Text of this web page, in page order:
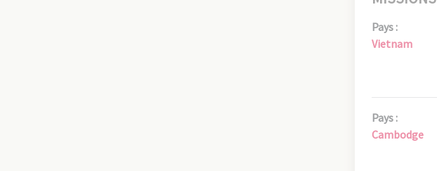
Pays :
Vietnam
Pays :
Cambodge